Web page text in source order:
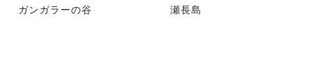
ガンガラーの谷 瀬長島